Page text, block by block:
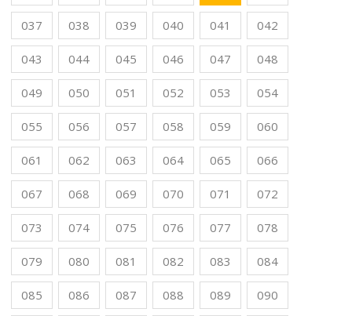
037 038 039 040 041 042
043 044 045 046 047 048
049 050 051 052 053 054
055 056 057 058 059 060
061 062 063 064 065 066
067 068 069 070 071 072
073 074 075 076 077 078
079 080 081 082 083 084
085 086 087 088 089 090